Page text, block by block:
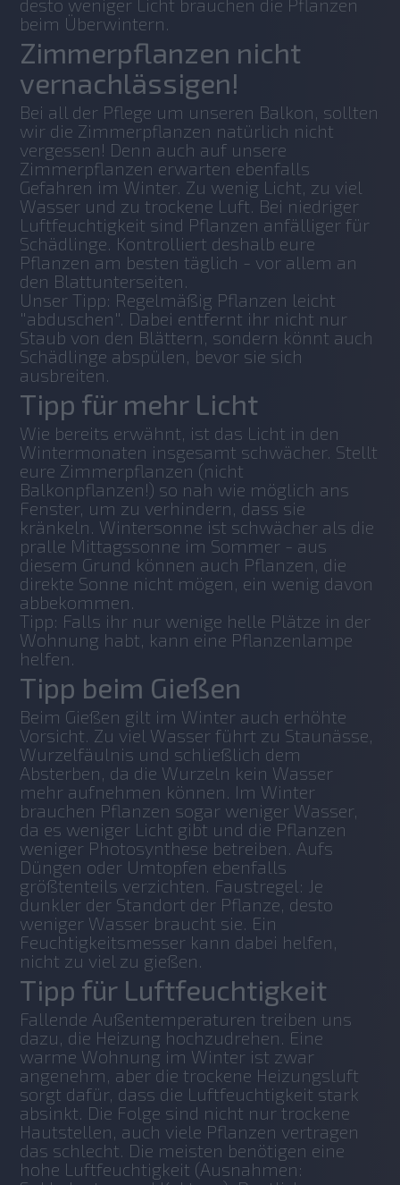
desto weniger Licht brauchen die Pflanzen
beim Überwintern.
Zimmerpflanzen nicht
vernachlässigen!
Bei all der Pflege um unseren Balkon, sollten
wir die Zimmerpflanzen natürlich nicht
vergessen! Denn auch auf unsere
Zimmerpflanzen erwarten ebenfalls
Gefahren im Winter. Zu wenig Licht, zu viel
Wasser und zu trockene Luft. Bei niedriger
Luftfeuchtigkeit sind Pflanzen anfälliger für
Schädlinge. Kontrolliert deshalb eure
Pflanzen am besten täglich - vor allem an
den Blattunterseiten.
Unser Tipp: Regelmäßig Pflanzen leicht
"abduschen". Dabei entfernt ihr nicht nur
Staub von den Blättern, sondern könnt auch
Schädlinge abspülen, bevor sie sich
ausbreiten.
Tipp für mehr Licht
Wie bereits erwähnt, ist das Licht in den
Wintermonaten insgesamt schwächer. Stellt
eure Zimmerpflanzen (nicht
Balkonpflanzen!) so nah wie möglich ans
Fenster, um zu verhindern, dass sie
kränkeln. Wintersonne ist schwächer als die
pralle Mittagssonne im Sommer - aus
diesem Grund können auch Pflanzen, die
direkte Sonne nicht mögen, ein wenig davon
abbekommen.
Tipp: Falls ihr nur wenige helle Plätze in der
Wohnung habt, kann eine Pflanzenlampe
helfen.
Tipp beim Gießen
Beim Gießen gilt im Winter auch erhöhte
Vorsicht. Zu viel Wasser führt zu Staunässe,
Wurzelfäulnis und schließlich dem
Absterben, da die Wurzeln kein Wasser
mehr aufnehmen können. Im Winter
brauchen Pflanzen sogar weniger Wasser,
da es weniger Licht gibt und die Pflanzen
weniger Photosynthese betreiben. Aufs
Düngen oder Umtopfen ebenfalls
größtenteils verzichten. Faustregel: Je
dunkler der Standort der Pflanze, desto
weniger Wasser braucht sie. Ein
Feuchtigkeitsmesser kann dabei helfen,
nicht zu viel zu gießen.
Tipp für Luftfeuchtigkeit
Fallende Außentemperaturen treiben uns
dazu, die Heizung hochzudrehen. Eine
warme Wohnung im Winter ist zwar
angenehm, aber die trockene Heizungsluft
sorgt dafür, dass die Luftfeuchtigkeit stark
absinkt. Die Folge sind nicht nur trockene
Hautstellen, auch viele Pflanzen vertragen
das schlecht. Die meisten benötigen eine
hohe Luftfeuchtigkeit (Ausnahmen: